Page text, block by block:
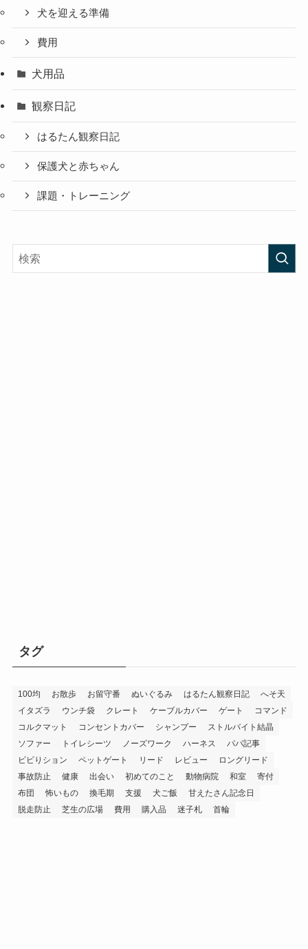
犬を迎える準備
費用
犬用品
観察日記
はるたん観察日記
保護犬と赤ちゃん
課題・トレーニング
タグ
100均 お散歩 お留守番 ぬいぐるみ はるたん観察日記
へそ天
イタズラ
ウンチ袋 クレート ケーブルカバー ゲート
コマンド
コルクマット
コンセントカバー シャンプー
ストルバイト結晶
ソファー
トイレシーツ ノーズワーク ハーネス
パパ記事
ビビりション
ペットゲート リード レビュー
ロングリード
事故防止
健康 出会い 初めてのこと 動物病院 和室
寄付
布団
怖いもの 換毛期 支援 犬ご飯
甘えたさん記念日
脱走防止
芝生の広場 費用 購入品 迷子札 首輪